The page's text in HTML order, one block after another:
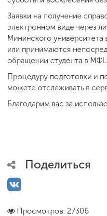
Приемная
комиссия
+7 (831) 262-26-20
Заявки на получение
электронном виде через
Мининского
или принимаются
обращении студента в
Процедуру подготовки и
можете отслеживать в
Благодарим вас за
Поделиться
Просмотров: 27306